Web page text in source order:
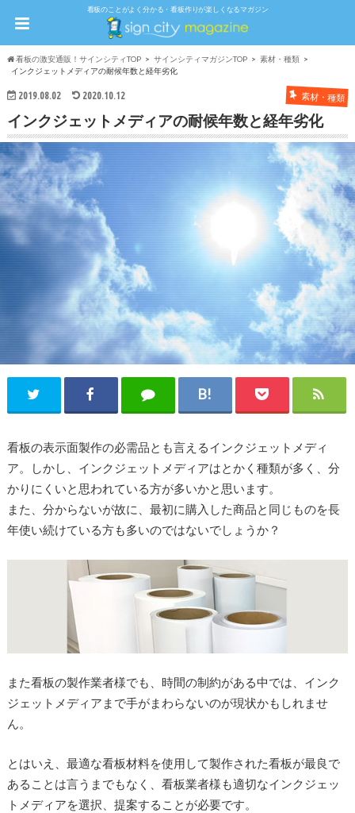
看板のことがよく分かる・看板作りが楽しくなるマガジン
看板の激安通販！サインシティTOP サインシティマガジンTOP
素材・種類
インクジェットメディアの耐候年数と経年劣化
2019.08.02 2020.10.12 素材・種類
インクジェットメディアの耐候年数と経年劣化
看板の表示面製作の必需品とも言えるインクジェットメディ
ア。しかし、インクジェットメディアはとかく種類が多く、分
かりにくいと思われている方が多いかと思います。
また、分からないが故に、最初に購入した商品と同じものを長
年使い続けている方も多いのではないでしょうか？
また看板の製作業者様でも、時間の制約がある中では、インク
ジェットメディアまで手がまわらないのが現状かもしれませ
ん。
とはいえ、最適な看板材料を使用して製作された看板が最良で
あることは言うまでもなく、看板業者様も適切なインクジェッ
トメディアを選択、提案することが必要です。